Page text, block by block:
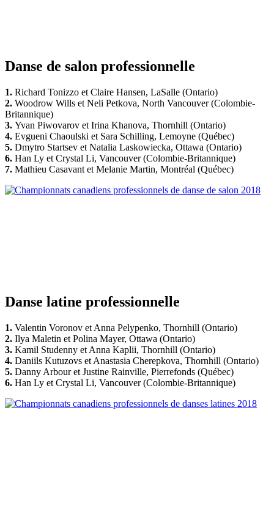
Danse de salon professionnelle
1. Richard Tonizzo et Claire Hansen, LaSalle (Ontario)
2. Woodrow Wills et Neli Petkova, North Vancouver (Colombie-
Britannique)
3. Yvan Piwovarov et Irina Khanova, Thornhill (Ontario)
4. Evgueni Chaoulski et Sara Schilling, Lemoyne (Québec)
5. Dmytro Startsev et Natalia Laskowiecka, Ottawa (Ontario)
6. Han Ly et Crystal Li, Vancouver (Colombie-Britannique)
7. Mathieu Casavant et Melanie Martin, Montréal (Québec)
Danse latine professionnelle
1. Valentin Voronov et Anna Pelypenko, Thornhill (Ontario)
2. Ilya Maletin et Polina Mayer, Ottawa (Ontario)
3. Kamil Studenny et Anna Kaplii, Thornhill (Ontario)
4. Daniils Kutuzovs et Anastasia Cherepkova, Thornhill (Ontario)
5. Danny Arbour et Justine Rainville, Pierrefonds (Québec)
6. Han Ly et Crystal Li, Vancouver (Colombie-Britannique)